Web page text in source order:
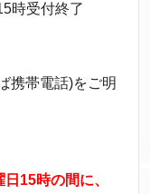
時受付終了
携帯電話)をご明
15時の間に、